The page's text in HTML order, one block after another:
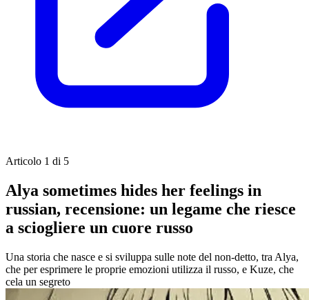
Articolo 1 di 5
Alya sometimes hides her feelings in
russian, recensione: un legame che riesce
a sciogliere un cuore russo
Una storia che nasce e si sviluppa sulle note del non-detto, tra Alya,
che per esprimere le proprie emozioni utilizza il russo, e Kuze, che
cela un segreto